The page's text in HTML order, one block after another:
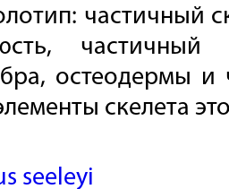
частичный
частичный
остеодермы и
скелета